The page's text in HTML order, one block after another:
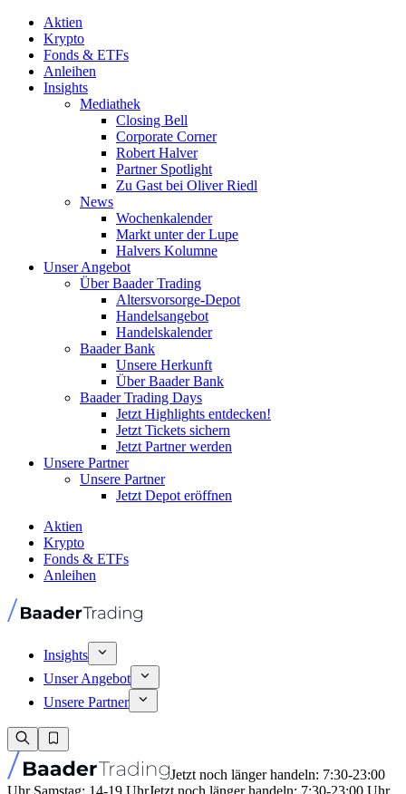
Aktien
Krypto
Fonds & ETFs
Anleihen
Insights
Mediathek
Closing Bell
Corporate Corner
Robert Halver
Partner Spotlight
Zu Gast bei Oliver Riedl
News
Wochenkalender
Markt unter der Lupe
Halvers Kolumne
Unser Angebot
Über Baader Trading
Altersvorsorge-Depot
Handelsangebot
Handelskalender
Baader Bank
Unsere Herkunft
Über Baader Bank
Baader Trading Days
Jetzt Highlights entdecken!
Jetzt Tickets sichern
Jetzt Partner werden
Unsere Partner
Unsere Partner
Jetzt Depot eröffnen
Aktien
Krypto
Fonds & ETFs
Anleihen
Insights
Unser Angebot
Unsere Partner
Jetzt noch länger handeln: 7:30-23:00